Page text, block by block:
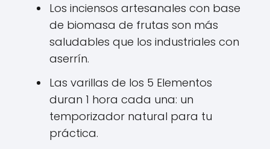
Los inciensos artesanales con base
de biomasa de frutas son más
saludables que los industriales con
aserrín.
Las varillas de los 5 Elementos
duran 1 hora cada una: un
temporizador natural para tu
práctica.